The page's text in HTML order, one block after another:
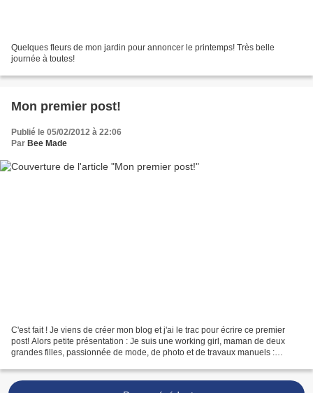
Quelques fleurs de mon jardin pour annoncer le printemps! Très belle
journée à toutes!
Mon premier post!
Publié le 05/02/2012 à 22:06
Par Bee Made
C'est fait ! Je viens de créer mon blog et j'ai le trac pour écrire ce premier
post! Alors petite présentation : Je suis une working girl, maman de deux
grandes filles, passionnée de mode, de photo et de travaux manuels :